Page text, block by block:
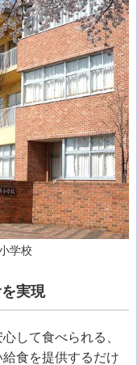
学校
実現
して食べられる、
食を提供するだけ